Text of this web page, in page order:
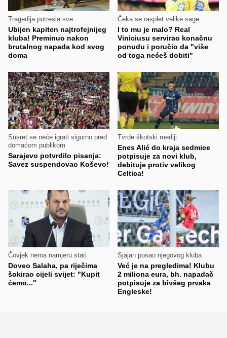
Tragedija potresla sve
Ubijen kapiten najtrofejnijeg
kluba! Preminuo nakon
brutalnog napada kod svog
doma
Čeka se rasplet velike sage
I to mu je malo? Real
Viniciusu servirao konačnu
ponudu i poručio da "više
od toga nećeš dobiti"
Susret se neće igrati sigurno pred
domaćom publikom
Sarajevo potvrdilo pisanja:
Savez suspendovao Koševo!
Tvrde škotski mediji
Enes Alić do kraja sedmice
potpisuje za novi klub,
debituje protiv velikog
Celtica!
Čovjek nema namjeru stati
Doveo Salaha, pa riječima
šokirao cijeli svijet: "Kupit
ćemo..."
Sjajan posao njegovog kluba
Već je na pregledima! Klubu
2 miliona eura, bh. napadač
potpisuje za bivšeg prvaka
Engleske!